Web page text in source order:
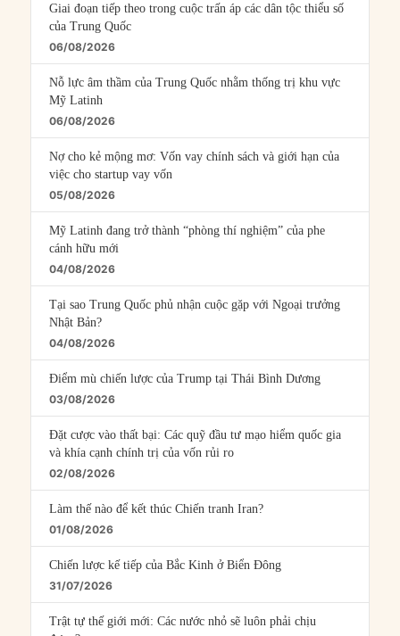
Giai đoạn tiếp theo trong cuộc trấn áp các dân tộc thiểu số
của Trung Quốc
06/08/2026
Nỗ lực âm thầm của Trung Quốc nhằm thống trị khu vực
Mỹ Latinh
06/08/2026
Nợ cho kẻ mộng mơ: Vốn vay chính sách và giới hạn của
việc cho startup vay vốn
05/08/2026
Mỹ Latinh đang trở thành “phòng thí nghiệm” của phe
cánh hữu mới
04/08/2026
Tại sao Trung Quốc phủ nhận cuộc gặp với Ngoại trưởng
Nhật Bản?
04/08/2026
Điểm mù chiến lược của Trump tại Thái Bình Dương
03/08/2026
Đặt cược vào thất bại: Các quỹ đầu tư mạo hiểm quốc gia
và khía cạnh chính trị của vốn rủi ro
02/08/2026
Làm thế nào để kết thúc Chiến tranh Iran?
01/08/2026
Chiến lược kế tiếp của Bắc Kinh ở Biển Đông
31/07/2026
Trật tự thế giới mới: Các nước nhỏ sẽ luôn phải chịu